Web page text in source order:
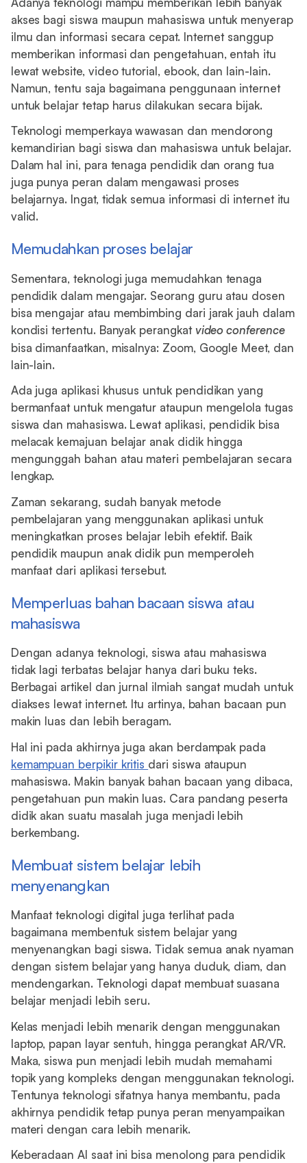
akses bagi siswa maupun mahasiswa untuk menyerap
ilmu dan informasi secara cepat. Internet sanggup
memberikan informasi dan pengetahuan, entah itu
lewat website, video tutorial, ebook, dan lain-lain.
Namun, tentu saja bagaimana penggunaan internet
untuk belajar tetap harus dilakukan secara bijak.
Teknologi memperkaya wawasan dan mendorong
kemandirian bagi siswa dan mahasiswa untuk belajar.
Dalam hal ini, para tenaga pendidik dan orang tua
juga punya peran dalam mengawasi proses
belajarnya. Ingat, tidak semua informasi di internet itu
valid.
Memudahkan proses belajar
Sementara, teknologi juga memudahkan tenaga
pendidik dalam mengajar. Seorang guru atau dosen
bisa mengajar atau membimbing dari jarak jauh dalam
kondisi tertentu. Banyak perangkatvideo conference
bisa dimanfaatkan, misalnya: Zoom, Google Meet, dan
lain-lain.
Ada juga aplikasi khusus untuk pendidikan yang
bermanfaat untuk mengatur ataupun mengelola tugas
siswa dan mahasiswa. Lewat aplikasi, pendidik bisa
melacak kemajuan belajar anak didik hingga
mengunggah bahan atau materi pembelajaran secara
lengkap.
Zaman sekarang, sudah banyak metode
pembelajaran yang menggunakan aplikasi untuk
meningkatkan proses belajar lebih efektif. Baik
pendidik maupun anak didik pun memperoleh
manfaat dari aplikasi tersebut.
Memperluas bahan bacaan siswa atau
mahasiswa
Dengan adanya teknologi, siswa atau mahasiswa
tidak lagi terbatas belajar hanya dari buku teks.
Berbagai artikel dan jurnal ilmiah sangat mudah untuk
diakses lewat internet. Itu artinya, bahan bacaan pun
makin luas dan lebih beragam.
Hal ini pada akhirnya juga akan berdampak pada
kemampuan berpikir kritis dari siswa ataupun
mahasiswa. Makin banyak bahan bacaan yang dibaca,
pengetahuan pun makin luas. Cara pandang peserta
didik akan suatu masalah juga menjadi lebih
berkembang.
Membuat sistem belajar lebih
menyenangkan
Manfaat teknologi digital juga terlihat pada
bagaimana membentuk sistem belajar yang
menyenangkan bagi siswa. Tidak semua anak nyaman
dengan sistem belajar yang hanya duduk, diam, dan
mendengarkan. Teknologi dapat membuat suasana
belajar menjadi lebih seru.
Kelas menjadi lebih menarik dengan menggunakan
laptop, papan layar sentuh, hingga perangkat AR/VR.
Maka, siswa pun menjadi lebih mudah memahami
topik yang kompleks dengan menggunakan teknologi.
Tentunya teknologi sifatnya hanya membantu, pada
akhirnya pendidik tetap punya peran menyampaikan
materi dengan cara lebih menarik.
Keberadaan AI saat ini bisa menolong para pendidik